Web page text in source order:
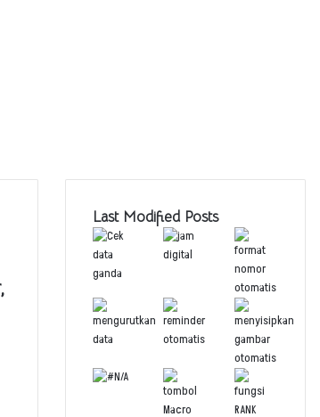
Last Modified Posts